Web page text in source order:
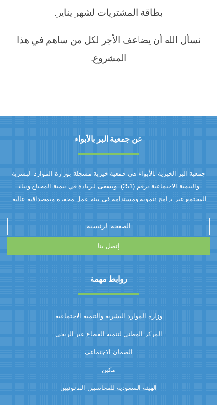
بطاقة المشتريات لشهر يناير.
نسأل الله أن يضاعف الأجر لكل من ساهم في هذا
المشروع.
عن جمعية البر بالأبواء
جمعية البر الخيرية بالأبواء هي جمعية خيرية مسجلة بوزارة الموارد البشرية
والتنمية الاجتماعية برقم (251). وتسعى للريادة في تنمية المحتاج وبناء
المجتمع عبر برامج تنموية ومستدامة في بيئة عمل محفزة وبمصداقية عالية.
الصفحة الرئيسية
إتصل بنا
روابط مهمة
وزارة الموارد البشرية والتنمية الاجتماعية
المركز الوطني لتنمية القطاع غير الربحي
الضمان الاجتماعي
مكين
الهيئة السعودية للمحاسبين القانونيين